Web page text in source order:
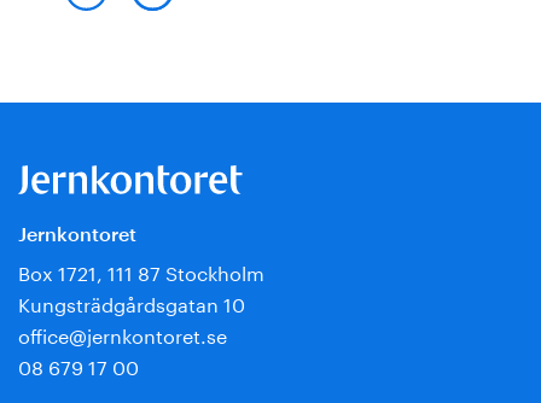
Jernkontoret
Box 1721, 111 87 Stockholm
Kungsträdgårdsgatan 10
office@jernkontoret.se
08 679 17 00